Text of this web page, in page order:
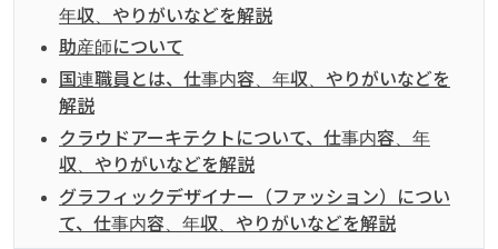
年収、やりがいなどを解説
助産師について
国連職員とは、仕事内容、年収、やりがいなどを
解説
クラウドアーキテクトについて、仕事内容、年
収、やりがいなどを解説
グラフィックデザイナー（ファッション）につい
て、仕事内容、年収、やりがいなどを解説